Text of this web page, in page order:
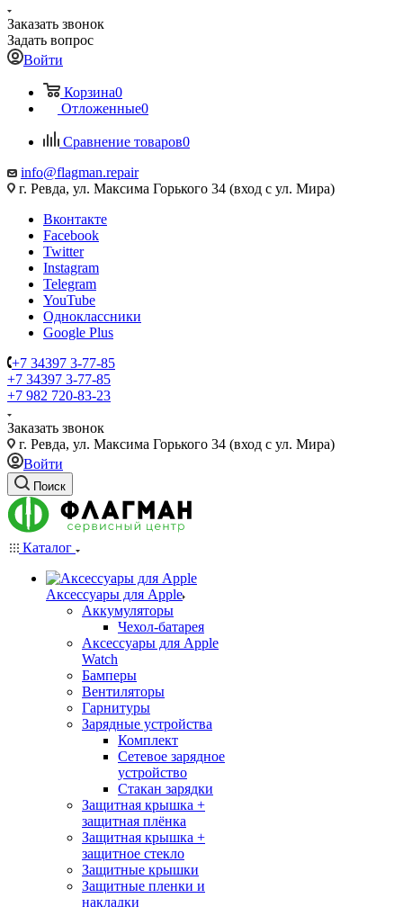
Заказать звонок
Задать вопрос
Войти
Корзина0
Отложенные0
Сравнение товаров0
info@flagman.repair
г. Ревда, ул. Максима Горького 34 (вход с ул. Мира)
Вконтакте
Facebook
Twitter
Instagram
Telegram
YouTube
Одноклассники
Google Plus
+7 34397 3-77-85
+7 34397 3-77-85
+7 982 720-83-23
Заказать звонок
г. Ревда, ул. Максима Горького 34 (вход с ул. Мира)
Войти
Поиск
Каталог
Аксессуары для Apple
Аккумуляторы
Чехол-батарея
Аксессуары для Apple
Watch
Бамперы
Вентиляторы
Гарнитуры
Зарядные устройства
Комплект
Сетевое зарядное
устройство
Стакан зарядки
Защитная крышка +
защитная плёнка
Защитная крышка +
защитное стекло
Защитные крышки
Защитные пленки и
накладки